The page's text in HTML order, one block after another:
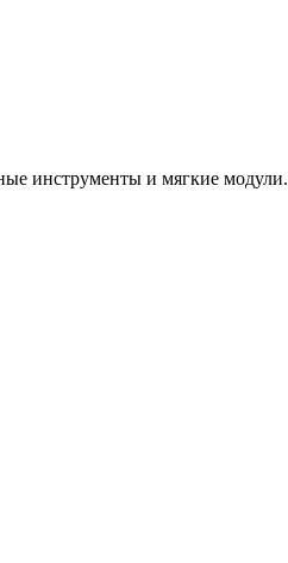
инструменты и мягкие модули.